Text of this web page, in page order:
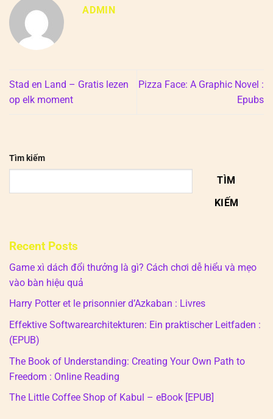
ADMIN
Stad en Land – Gratis lezen
op elk moment
Pizza Face: A Graphic Novel :
Epubs
Tìm kiếm
TÌM
KIẾM
Recent Posts
Game xì dách đổi thưởng là gì? Cách chơi dễ hiểu và mẹo
vào bàn hiệu quả
Harry Potter et le prisonnier d’Azkaban : Livres
Effektive Softwarearchitekturen: Ein praktischer Leitfaden :
(EPUB)
The Book of Understanding: Creating Your Own Path to
Freedom : Online Reading
The Little Coffee Shop of Kabul – eBook [EPUB]